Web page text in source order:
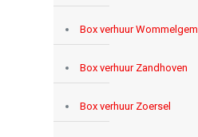
Box verhuur Wommelgem
Box verhuur Zandhoven
Box verhuur Zoersel